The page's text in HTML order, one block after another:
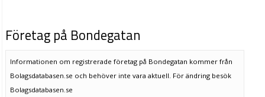
Företag på Bondegatan
Informationen om registrerade företag på Bondegatan kommer från
Bolagsdatabasen.se och behöver inte vara aktuell. För ändring besök
Bolagsdatabasen.se